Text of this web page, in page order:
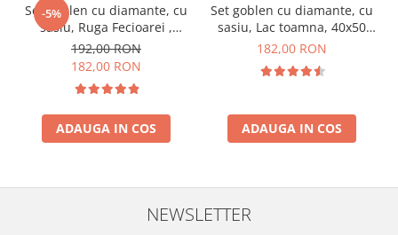
-5%
Set goblen cu diamante, cu
sasiu, Ruga Fecioarei ,
40x50 cm
192,00 RON
182,00 RON
ADAUGA IN COS
Set goblen cu diamante, cu
sasiu, Lac toamna, 40x50
cm
182,00 RON
ADAUGA IN COS
NEWSLETTER